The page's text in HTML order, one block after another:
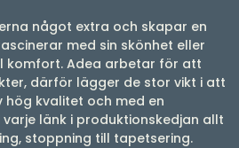
något extra och skapar en
med sin skönhet eller
komfort. Adea arbetar för att
därför lägger de stor vikt i att
kvalitet och med en
länk i produktionskedjan allt
stoppning till tapetsering.